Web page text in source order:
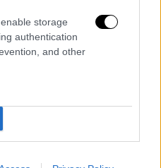
storage
authentication
and other